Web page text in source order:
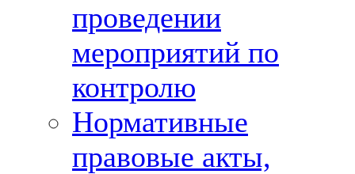
проведении
мероприятий по
контролю
Нормативные
правовые акты,